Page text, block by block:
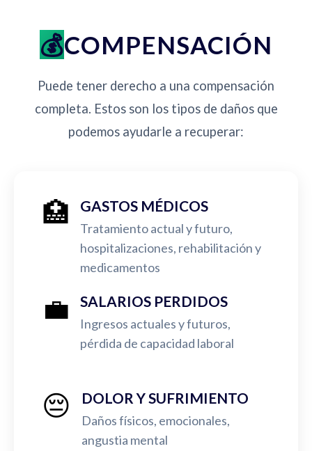
COMPENSACIÓN
Puede tener derecho a una compensación
completa. Estos son los tipos de daños que
podemos ayudarle a recuperar:
🏥 GASTOS MÉDICOS
Tratamiento actual y futuro,
hospitalizaciones, rehabilitación y
medicamentos
💼 SALARIOS PERDIDOS
Ingresos actuales y futuros,
pérdida de capacidad laboral
😔 DOLOR Y SUFRIMIENTO
Daños físicos, emocionales,
angustia mental